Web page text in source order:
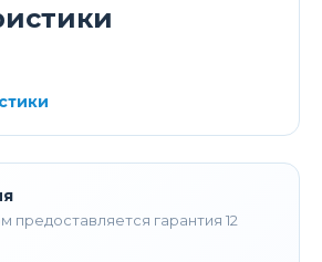
предоставляется гарантия 12